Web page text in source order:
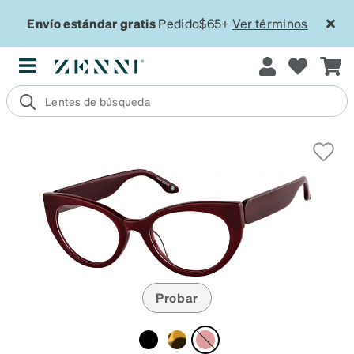
Envío estándar gratisPedido$65+ Ver términos
Probar